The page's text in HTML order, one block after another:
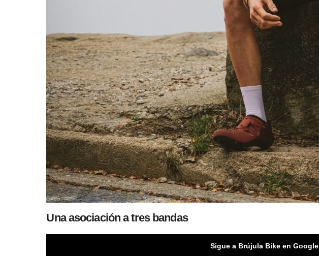
Una asociación a tres bandas
Sigue a Brújula Bike en Google